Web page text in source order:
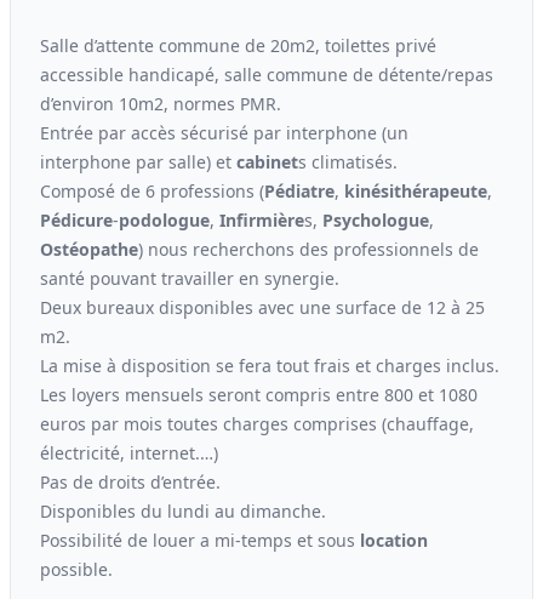
Salle d’attente commune de 20m2, toilettes privé
accessible handicapé, salle commune de détente/repas
d’environ 10m2, normes PMR.
Entrée par accès sécurisé par interphone (un
interphone par salle) et cabinets climatisés.
Composé de 6 professions (Pédiatre, kinésithérapeute,
Pédicure-podologue, Infirmières, Psychologue,
Ostéopathe) nous recherchons des professionnels de
santé pouvant travailler en synergie.
Deux bureaux disponibles avec une surface de 12 à 25
m2.
La mise à disposition se fera tout frais et charges inclus.
Les loyers mensuels seront compris entre 800 et 1080
euros par mois toutes charges comprises (chauffage,
électricité, internet.…)
Pas de droits d’entrée.
Disponibles du lundi au dimanche.
Possibilité de louer a mi-temps et sous location
possible.